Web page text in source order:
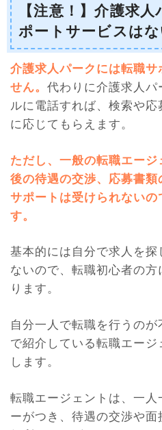
【注意！】介護求
ポートサービスはな
介護求人パークには転職
せん。代わりに介護求人
ルに電話すれば、検索や
に応じてもらえます。
ただし、一般の転職エー
後の待遇の交渉、応募書
サポートは受けられない
す。
基本的には自分で求人を
ないので、転職初心者の
ります。
自分一人で転職を行うの
で紹介している転職エー
します。
転職エージェントは、一
ーがつき、待遇の交渉や